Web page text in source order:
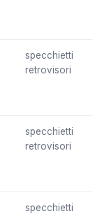
specchietti
retrovisori
specchietti
retrovisori
specchietti